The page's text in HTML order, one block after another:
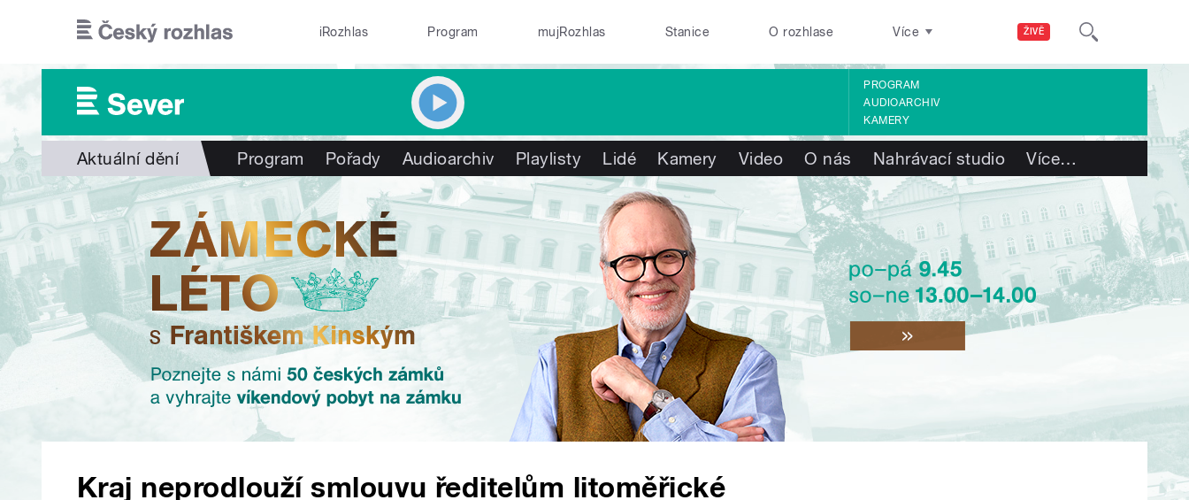
ŽIVĚ
iRozhlas Program mujRozhlas Stanice O rozhlase Více
PROGRAM
AUDIOARCHIV
KAMERY
Aktuální dění Program Pořady Audioarchiv Playlisty Lidé Kamery Video O nás Nahrávací studio Více…
Kraj neprodlouží smlouvu ředitelům litoměřické